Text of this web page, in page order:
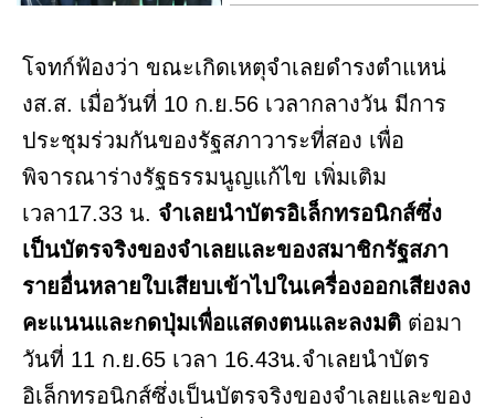
โจทก์ฟ้องว่า ขณะเกิดเหตุจำเลยดำรงตำแหน่
งส.ส. เมื่อวันที่ 10 ก.ย.56 เวลากลางวัน มีการ
ประชุมร่วมกันของรัฐสภาวาระที่สอง เพื่อ
พิจารณาร่างรัฐธรรมนูญแก้ไข เพิ่มเติม
เวลา17.33 น. จําเลยนำบัตรอิเล็กทรอนิกส์ซึ่ง
เป็นบัตรจริงของจำเลยและของสมาชิกรัฐสภา
รายอื่นหลายใบเสียบเข้าไปในเครื่องออกเสียงลง
คะแนนและกดปุ่มเพื่อแสดงตนและลงมติ ต่อมา
วันที่ 11 ก.ย.65 เวลา 16.43น.จำเลยนำบัตร
อิเล็กทรอนิกส์ซึ่งเป็นบัตรจริงของจำเลยและของ